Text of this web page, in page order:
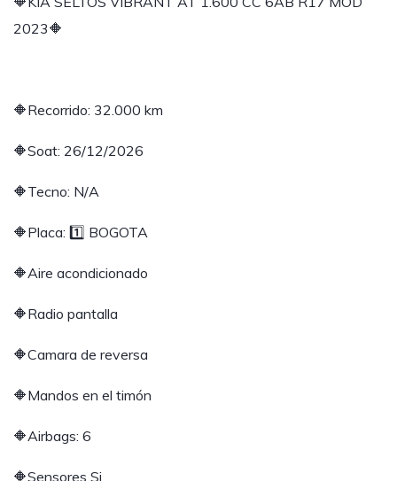
2023🔶
🔶Recorrido: 32.000 km
🔶Soat: 26/12/2026
🔶Tecno: N/A
🔶Placa: 1️⃣ BOGOTA
🔶Aire acondicionado
🔶Radio pantalla
🔶Camara de reversa
🔶Mandos en el timón
🔶Airbags: 6
🔶Sensores Si